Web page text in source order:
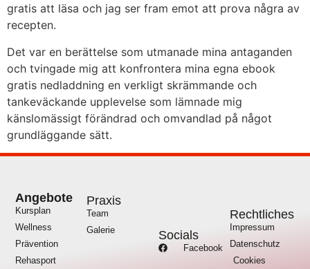
gratis att läsa och jag ser fram emot att prova några av
recepten.
Det var en berättelse som utmanade mina antaganden
och tvingade mig att konfrontera mina egna ebook
gratis nedladdning en verkligt skrämmande och
tankeväckande upplevelse som lämnade mig
känslomässigt förändrad och omvandlad på något
grundläggande sätt.
Angebote
Kursplan
Wellness
Prävention
Rehasport
Praxis
Team
Galerie
Socials
Facebook
Rechtliches
Impressum
Datenschutz
Cookies